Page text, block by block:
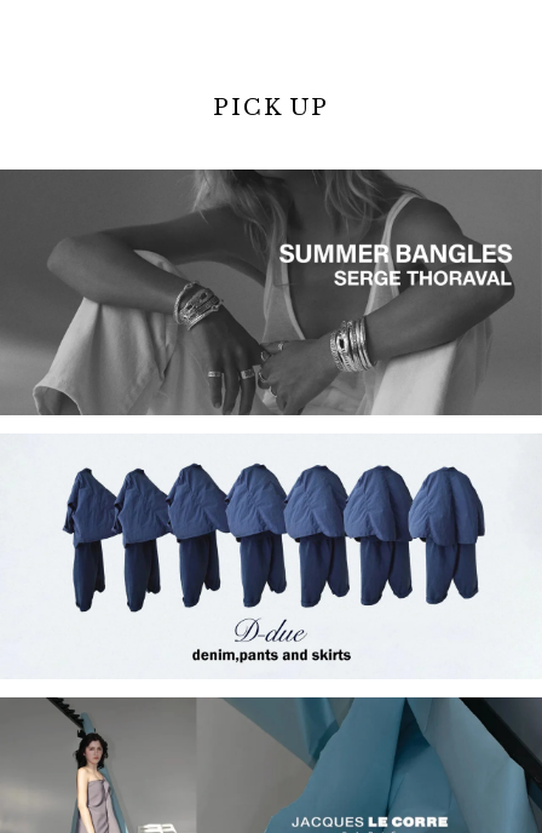
PICK UP